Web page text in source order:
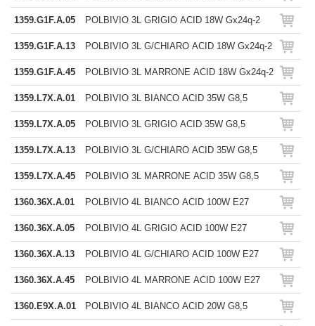
1359.G1F.A.05 POLBIVIO 3L GRIGIO ACID 18W Gx24q-2
1359.G1F.A.13 POLBIVIO 3L G/CHIARO ACID 18W Gx24q-2
1359.G1F.A.45 POLBIVIO 3L MARRONE ACID 18W Gx24q-2
1359.L7X.A.01 POLBIVIO 3L BIANCO ACID 35W G8,5
1359.L7X.A.05 POLBIVIO 3L GRIGIO ACID 35W G8,5
1359.L7X.A.13 POLBIVIO 3L G/CHIARO ACID 35W G8,5
1359.L7X.A.45 POLBIVIO 3L MARRONE ACID 35W G8,5
1360.36X.A.01 POLBIVIO 4L BIANCO ACID 100W E27
1360.36X.A.05 POLBIVIO 4L GRIGIO ACID 100W E27
1360.36X.A.13 POLBIVIO 4L G/CHIARO ACID 100W E27
1360.36X.A.45 POLBIVIO 4L MARRONE ACID 100W E27
1360.E9X.A.01 POLBIVIO 4L BIANCO ACID 20W G8,5